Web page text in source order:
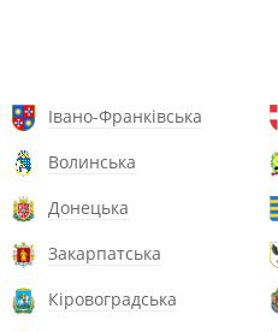
Івано-Франківська
Волинська
Донецька
Закарпатська
Кіровоградська